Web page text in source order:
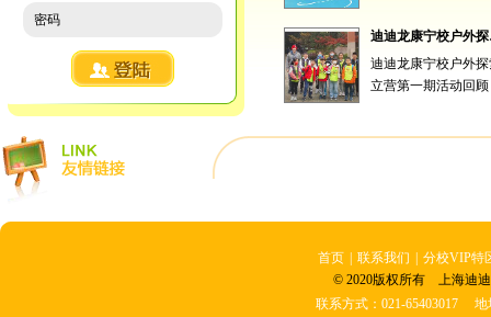
密码
迪
迪迪龙康宁校户外
立营第一期活动回顾
首页 联系我们
分校VIP特
© 2020版权所有 上海迪
联系方式：021-65403017 地